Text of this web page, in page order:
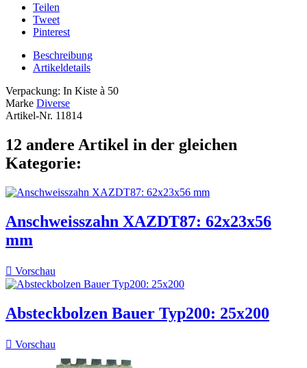
Teilen
Tweet
Pinterest
Beschreibung
Artikeldetails
Verpackung: In Kiste à 50
Marke Diverse
Artikel-Nr. 11814
12 andere Artikel in der gleichen
Kategorie:
Anschweisszahn XAZDT87: 62x23x56
mm
 Vorschau
Absteckbolzen Bauer Typ200: 25x200
 Vorschau